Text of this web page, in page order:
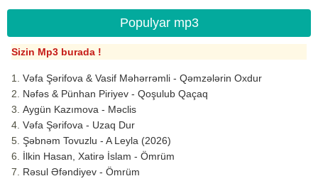
Populyar mp3
Sizin Mp3 burada !
Vəfa Şərifova & Vasif Məhərrəmli - Qəmzələrin Oxdur
Nəfəs & Pünhan Piriyev - Qoşulub Qaçaq
Aygün Kazımova - Məclis
Vəfa Şərifova - Uzaq Dur
Şəbnəm Tovuzlu - A Leyla (2026)
İlkin Hasan, Xatirə İslam - Ömrüm
Rəsul Əfəndiyev - Ömrüm